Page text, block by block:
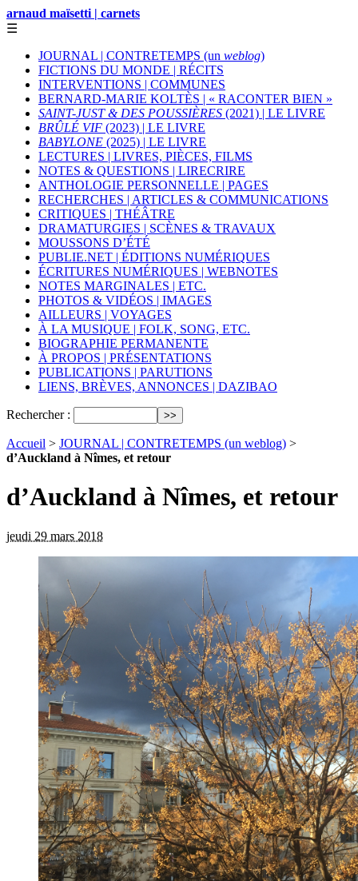
arnaud maïsetti | carnets
☰
JOURNAL | CONTRETEMPS (un weblog)
FICTIONS DU MONDE | RÉCITS
INTERVENTIONS | COMMUNES
BERNARD-MARIE KOLTÈS | « RACONTER BIEN »
SAINT-JUST & DES POUSSIÈRES (2021) | LE LIVRE
BRÛLÉ VIF (2023) | LE LIVRE
BABYLONE (2025) | LE LIVRE
LECTURES | LIVRES, PIÈCES, FILMS
NOTES & QUESTIONS | LIRECRIRE
ANTHOLOGIE PERSONNELLE | PAGES
RECHERCHES | ARTICLES & COMMUNICATIONS
CRITIQUES | THÉÂTRE
DRAMATURGIES | SCÈNES & TRAVAUX
MOUSSONS D’ÉTÉ
PUBLIE.NET | ÉDITIONS NUMÉRIQUES
ÉCRITURES NUMÉRIQUES | WEBNOTES
NOTES MARGINALES | ETC.
PHOTOS & VIDÉOS | IMAGES
AILLEURS | VOYAGES
À LA MUSIQUE | FOLK, SONG, ETC.
BIOGRAPHIE PERMANENTE
À PROPOS | PRÉSENTATIONS
PUBLICATIONS | PARUTIONS
LIENS, BRÈVES, ANNONCES | DAZIBAO
Rechercher :
Accueil > JOURNAL | CONTRETEMPS (un weblog) >
d’Auckland à Nîmes, et retour
d’Auckland à Nîmes, et retour
jeudi 29 mars 2018